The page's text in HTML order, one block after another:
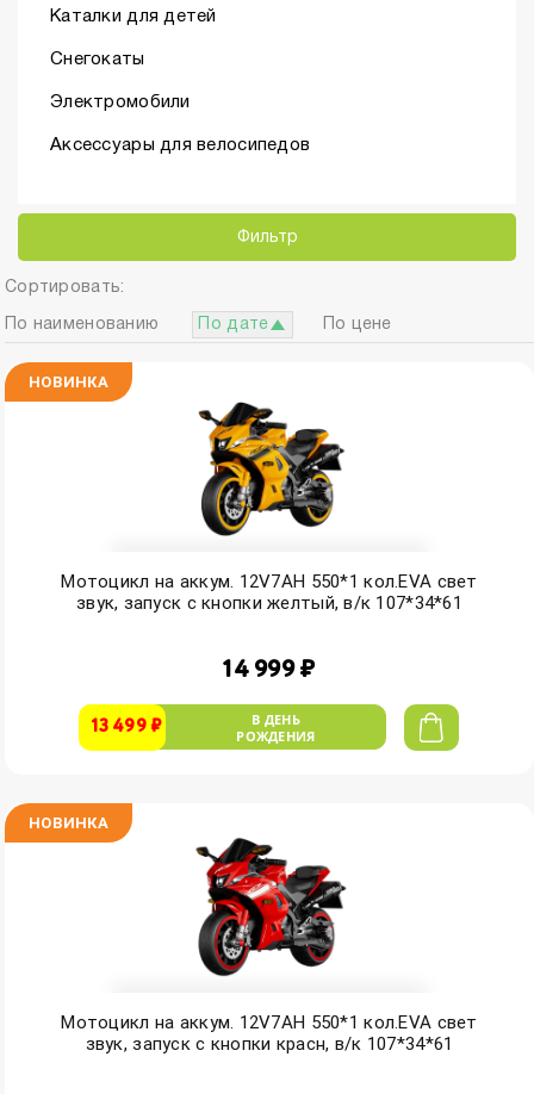
Каталки для детей
Снегокаты
Электромобили
Аксессуары для велосипедов
Фильтр
Сортировать:
По наименованию По дате По цене
НОВИНКА
Мотоцикл на аккум. 12V7AH 550*1 кол.EVA свет
звук, запуск с кнопки желтый, в/к 107*34*61
14 999 ₽
13 499 ₽
В ДЕНЬ
РОЖДЕНИЯ
НОВИНКА
Мотоцикл на аккум. 12V7AH 550*1 кол.EVA свет
звук, запуск с кнопки красн, в/к 107*34*61